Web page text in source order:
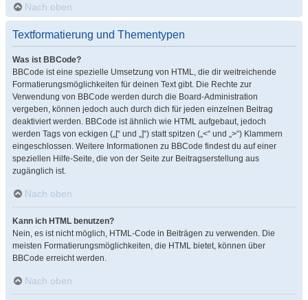
Nach oben
Textformatierung und Thementypen
Was ist BBCode?
BBCode ist eine spezielle Umsetzung von HTML, die dir weitreichende
Formatierungsmöglichkeiten für deinen Text gibt. Die Rechte zur
Verwendung von BBCode werden durch die Board-Administration
vergeben, können jedoch auch durch dich für jeden einzelnen Beitrag
deaktiviert werden. BBCode ist ähnlich wie HTML aufgebaut, jedoch
werden Tags von eckigen („[“ und „]“) statt spitzen („<“ und „>“) Klammern
eingeschlossen. Weitere Informationen zu BBCode findest du auf einer
speziellen Hilfe-Seite, die von der Seite zur Beitragserstellung aus
zugänglich ist.
Nach oben
Kann ich HTML benutzen?
Nein, es ist nicht möglich, HTML-Code in Beiträgen zu verwenden. Die
meisten Formatierungsmöglichkeiten, die HTML bietet, können über
BBCode erreicht werden.
Nach oben